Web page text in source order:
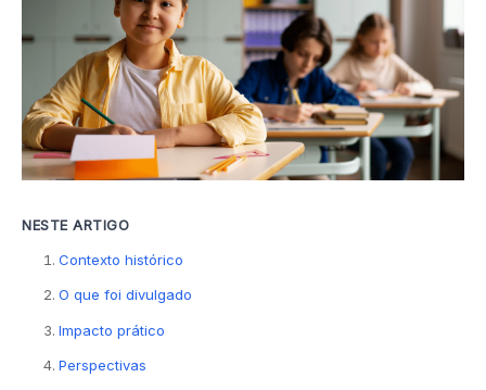
NESTE ARTIGO
Contexto histórico
O que foi divulgado
Impacto prático
Perspectivas